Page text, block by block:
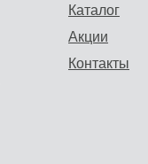
Каталог
Акции
Контакты